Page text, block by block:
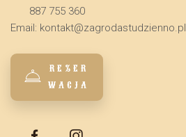
887 755 360
Email: kontakt@zagrodastudzienno.pl
REZER
WACJA